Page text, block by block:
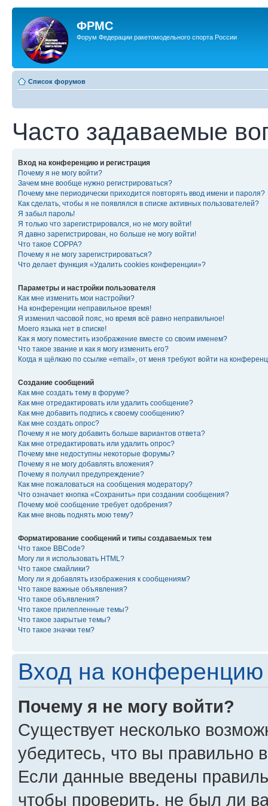
ФРМС
Форум Федерации ракетомодельного спорта России
Список форумов
Часто задаваемые
Вход на конференцию и регистрация
Почему я не могу войти?
Зачем мне вообще нужно регистрироваться?
Почему мне периодически приходится повторять ввод имени и пароля?
Как сделать, чтобы я не появлялся в списке активных пользователей?
Я забыл пароль!
Я только что зарегистрировался, но не могу войти!
Я давно зарегистрирован, но больше не могу войти!
Что такое COPPA?
Почему я не могу зарегистрироваться?
Что делает функция «Удалить cookies конференции»?
Параметры и настройки пользователя
Как мне изменить мои настройки?
На конференции неправильное время!
Я изменил часовой пояс, но время всё равно неправильное!
Моего языка нет в списке!
Как я могу поместить изображение вместе со своим именем?
Что такое звание и как я могу изменить его?
Когда я щёлкаю по ссылке «email», от меня требуют войти на
Создание сообщений
Как мне создать тему в форуме?
Как мне отредактировать или удалить сообщение?
Как мне добавить подпись к своему сообщению?
Как мне создать опрос?
Почему я не могу добавить больше вариантов ответа?
Как мне отредактировать или удалить опрос?
Почему мне недоступны некоторые форумы?
Почему я не могу добавлять вложения?
Почему я получил предупреждение?
Как мне пожаловаться на сообщения модератору?
Что означает кнопка «Сохранить» при создании сообщения?
Почему моё сообщение требует одобрения?
Как мне вновь поднять мою тему?
Форматирование сообщений и типы создаваемых тем
Что такое BBCode?
Могу ли я использовать HTML?
Что такое смайлики?
Могу ли я добавлять изображения к сообщениям?
Что такое важные объявления?
Что такое объявления?
Что такое прилепленные темы?
Что такое закрытые темы?
Что такое значки тем?
Вход на конференцию
Почему я не могу войти?
Существует несколько
убедитесь, что вы правильно
Если данные введены
чтобы проверить, не был ли